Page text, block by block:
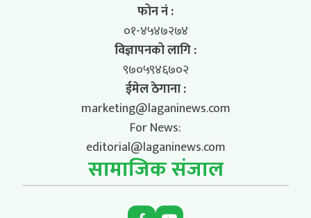
फोन नं :
०१-४५४७२७४
विज्ञापनको लागि :
९७०५९४६७०२
ईमेल ठेगाना :
marketing@laganinews.com
For News:
editorial@laganinews.com
सामाजिक संजाल